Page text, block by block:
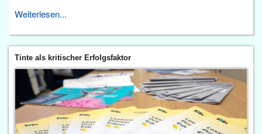
Weiterlesen...
Tinte als kritischer Erfolgsfaktor